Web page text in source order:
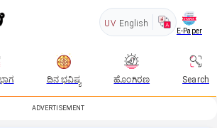
UV English
E-Paper
ದಿನ ಭವಿಷ್ಯ ಹೊಂಗಿರಣ Search
ADVERTISEMENT